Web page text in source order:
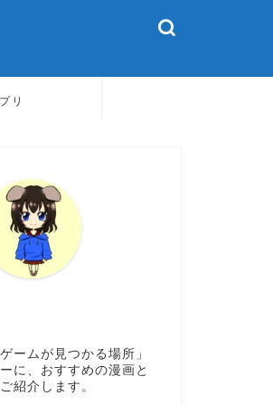
リ
ームが見つかる場所」
に、おすすめの漫画と
紹介します。